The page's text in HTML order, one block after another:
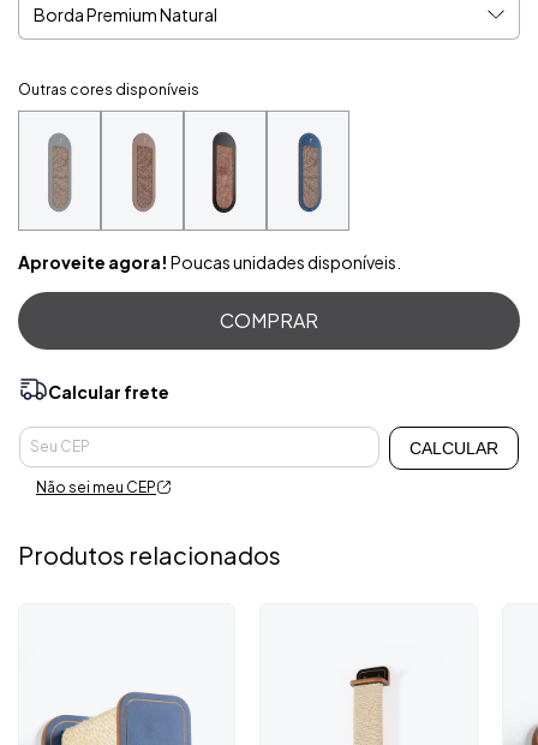
Outras cores disponíveis
Aproveite agora! Poucas unidades disponíveis.
Calcular frete
Entregas para o CEP: Alterar CEP
CALCULAR
Não sei meu CEP
Produtos relacionados